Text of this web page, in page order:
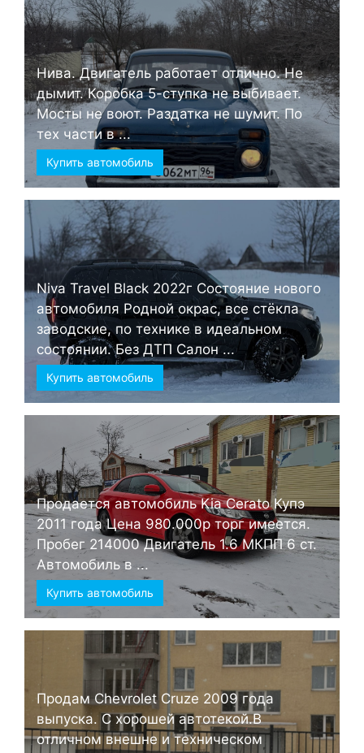
Нива. Двигатель работает отлично. Не
дымит. Коробка 5-ступка не выбивает.
Мосты не воют. Раздатка не шумит. По
тех части в ...
Купить автомобиль
Niva Travel Black 2022г Состояние нового
автомобиля Родной окрас, все стёкла
заводские, по технике в идеальном
состоянии. Без ДТП Салон ...
Купить автомобиль
Продается автомобиль Kia Cerato Купэ
2011 года Цена 980.000р торг имеется.
Пробег 214000 Двигатель 1.6 МКПП 6 ст.
Автомобиль в ...
Купить автомобиль
Продам Chevrolet Cruze 2009 года
выпуска. С хорошей автотекой.В
отличном внешне и техническом